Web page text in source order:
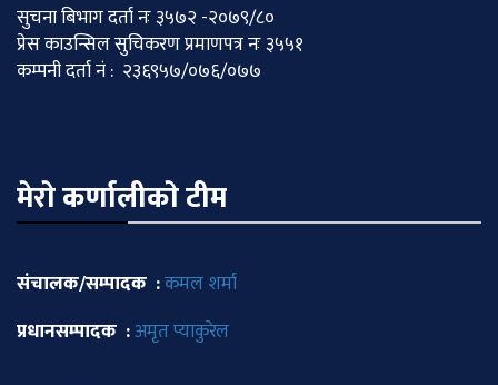
सुचना बिभाग दर्ता नः ३५७२ -२०७९/८०
प्रेस काउन्सिल सुचिकरण प्रमाणपत्र नः ३५५१
कम्पनी दर्ता नं : २३६९५७/०७६/०७७
मेराे कर्णालीकाे टीम
संचालक/सम्पादक :कमल शर्मा
प्रधानसम्पादक :अमृत प्याकुरेल